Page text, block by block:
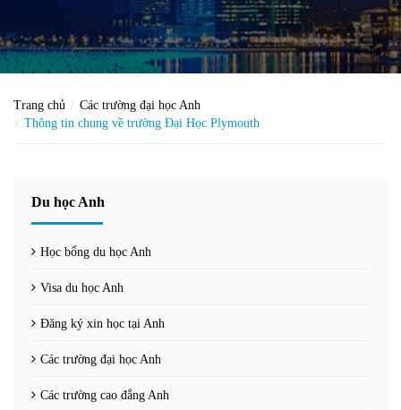
Trang chủ
Các trường đại học Anh
Thông tin chung về trường Đại Học Plymouth
Du học Anh
Học bổng du học Anh
Visa du học Anh
Đăng ký xin học tại Anh
Các trường đại học Anh
Các trường cao đẳng Anh